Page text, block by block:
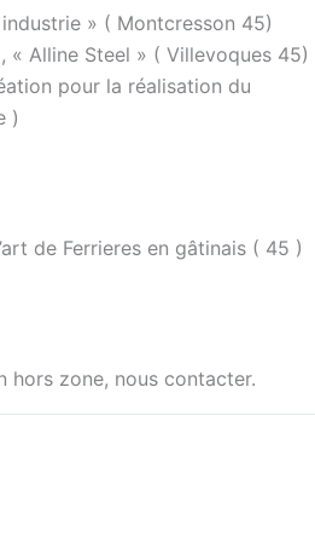
» ( Montcresson 45)
Alline Steel » ( Villevoques 45)
pour la réalisation du
)
de Ferrieres en gâtinais ( 45 )
hors zone, nous contacter.